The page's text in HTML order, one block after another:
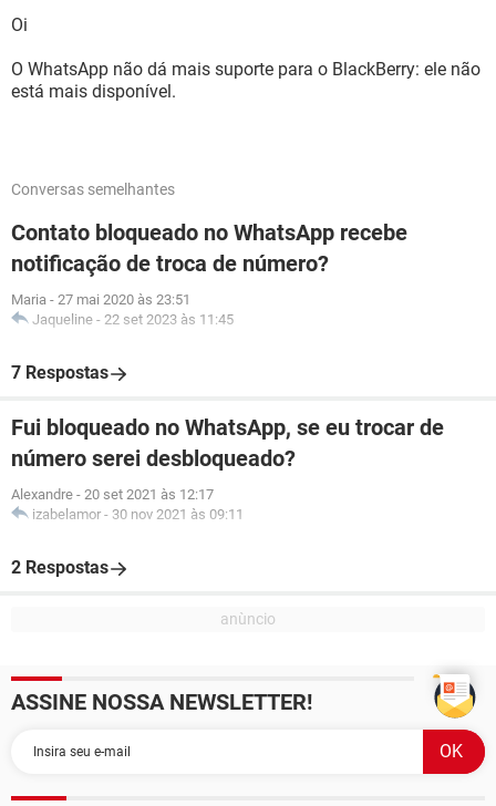
Oi
O WhatsApp não dá mais suporte para o BlackBerry: ele não
está mais disponível.
Conversas semelhantes
Contato bloqueado no WhatsApp recebe
notificação de troca de número?
Maria - 27 mai 2020 às 23:51
Jaqueline - 22 set 2023 às 11:45
7 Respostas
Fui bloqueado no WhatsApp, se eu trocar de
número serei desbloqueado?
Alexandre - 20 set 2021 às 12:17
izabelamor - 30 nov 2021 às 09:11
2 Respostas
ASSINE NOSSA NEWSLETTER!